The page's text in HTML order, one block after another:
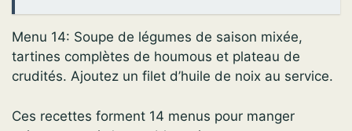
Menu 14: Soupe de légumes de saison mixée,
tartines complètes de houmous et plateau de
crudités. Ajoutez un filet d’huile de noix au service.
Ces recettes forment 14 menus pour manger